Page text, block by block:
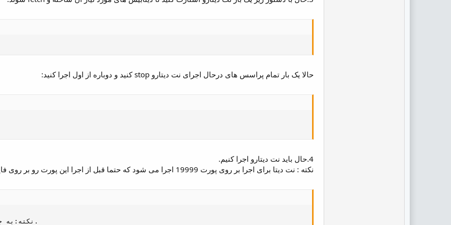
حالا یک بار تمام پراسس های درحال اجرای نت دیتارو stop کنید و دوباره از اول اجرا کنید:
4.حال باید نت دیتارو اجرا کنیم.
نکته : نت دیتا برای اجرا بر روی پورت 19999 اجرا می شود که حتما قبل از اجرا این پورت رو بر روی فایروال باز کنید.
نکته:به جای 127.0.0.1 آیپ ی سرور خود را قرار دهید.